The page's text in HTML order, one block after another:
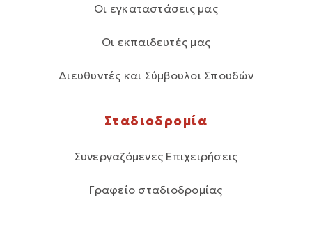
Οι εγκαταστάσεις μας
Οι εκπαιδευτές μας
Διευθυντές και Σύμβουλοι Σπουδών
Σταδιοδρομία
Συνεργαζόμενες Επιχειρήσεις
Γραφείο σταδιοδρομίας